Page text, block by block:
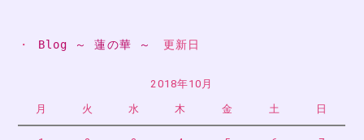
・ Blog ～ 蓮の華 ～ 更新日
2018年10月
月 火 水 木 金 土 日